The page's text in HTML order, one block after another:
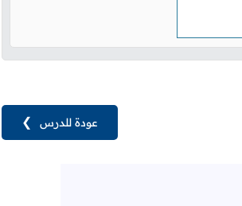
عودة للدرس ❯